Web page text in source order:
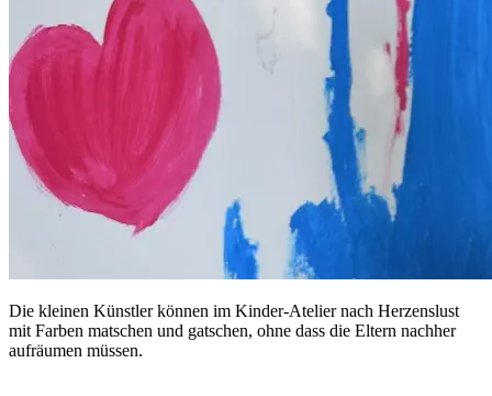
Die kleinen Künstler können im Kinder-Atelier nach Herzenslust
mit Farben matschen und gatschen, ohne dass die Eltern nachher
aufräumen müssen.